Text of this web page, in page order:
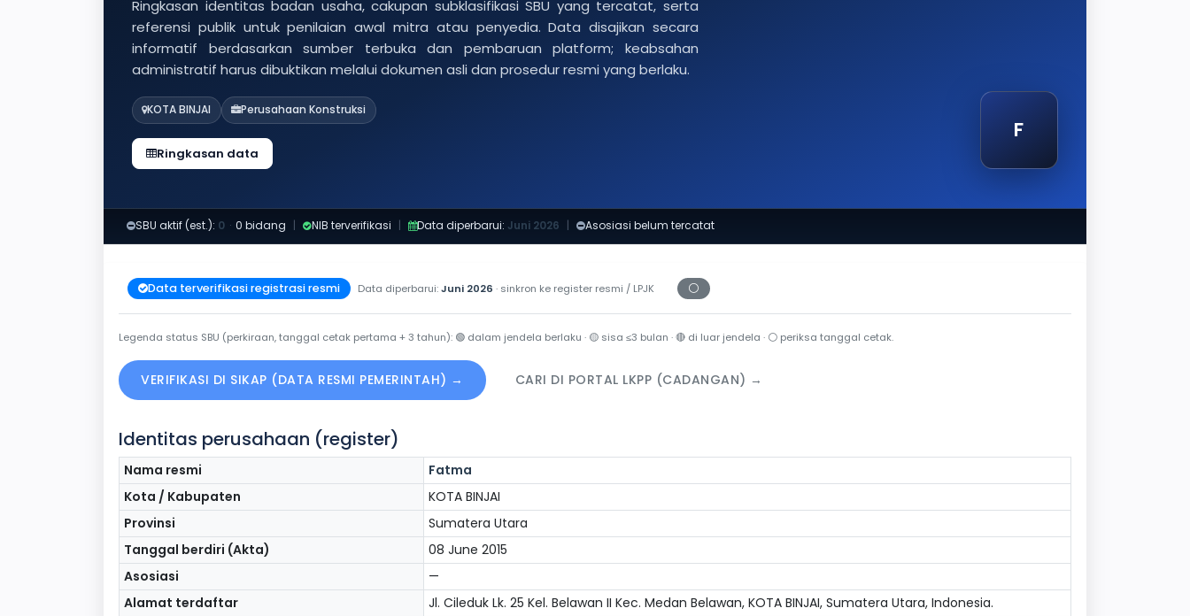
Ringkasan identitas badan usaha, cakupan subklasifikasi SBU yang tercatat, serta
referensi publik untuk penilaian awal mitra atau penyedia. Data disajikan secara
informatif berdasarkan sumber terbuka dan pembaruan platform; keabsahan
administratif harus dibuktikan melalui dokumen asli dan prosedur resmi yang berlaku.
KOTA BINJAI Perusahaan Konstruksi
Ringkasan data
F
SBU aktif (est.): 0 · 0 bidang | NIB terverifikasi | Data diperbarui: Juni 2026 | Asosiasi belum tercatat
Data terverifikasi registrasi resmi Data diperbarui:Juni 2026 · sinkron ke register resmi / LPJK ⚪
Periksa tanggal cetak
Legenda status SBU (perkiraan, tanggal cetak pertama + 3 tahun): 🟢 dalam jendela berlaku · 🟡 sisa ≤3 bulan ·🔴 di luar jendela · ⚪ periksa tanggal cetak.
VERIFIKASI DI SIKAP (DATA RESMI PEMERINTAH) → CARI DI PORTAL LKPP (CADANGAN) →
Identitas perusahaan (register)
Nama resmi
Fatma
Kota / Kabupaten
KOTA BINJAI
Provinsi
Sumatera Utara
Tanggal berdiri (Akta)
08 June 2015
Asosiasi
—
Alamat terdaftar
Jl. Cileduk Lk. 25 Kel. Belawan II Kec. Medan Belawan, KOTA BINJAI, Sumatera Utara, Indonesia.